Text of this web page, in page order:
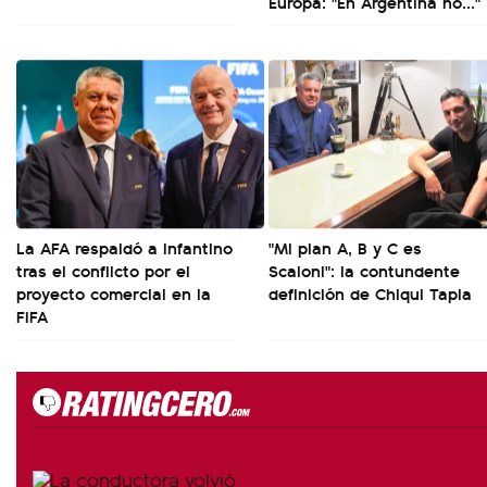
La AFA respaldó a Infantino
tras el conflicto por el
proyecto comercial en la
FIFA
"Mi plan A, B y C es
Scaloni": la contundente
definición de Chiqui Tapia